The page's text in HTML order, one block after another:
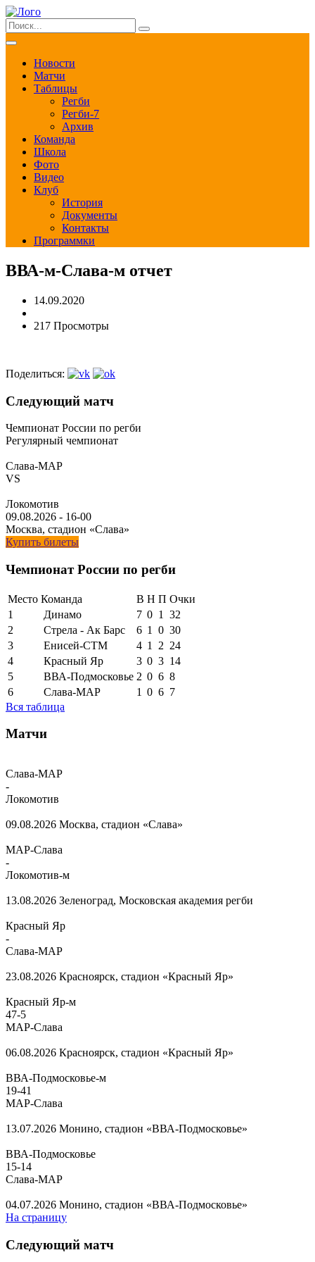
Новости
Матчи
Таблицы
Регби
Регби-7
Архив
Команда
Школа
Фото
Видео
Клуб
История
Документы
Контакты
Программки
ВВА-м-Слава-м отчет
14.09.2020
217 Просмотры
Поделиться:
Следующий матч
Чемпионат России по регби
Регулярный чемпионат
Слава-МАР
VS
Локомотив
09.08.2026 - 16-00
Москва, стадион «Слава»
Купить билеты
Чемпионат России по регби
Место Команда В Н П Очки
1
Динамо 7 0 1
32
2
Стрела - Ак Барс 6 1 0 30
3
Енисей-СТМ 4 1 2 24
4
Красный Яр 3 0 3 14
5
ВВА-Подмосковье 2 0 6 8
6
Слава-МАР 1 0 6 7
Вся таблица
Матчи
Слава-МАР
-
Локомотив
09.08.2026 Москва, стадион «Слава»
МАР-Слава
-
Локомотив-м
13.08.2026 Зеленоград, Московская академия регби
Красный Яр
-
Слава-МАР
23.08.2026 Красноярск, стадион «Красный Яр»
Красный Яр-м
47-5
МАР-Слава
06.08.2026 Красноярск, стадион «Красный Яр»
ВВА-Подмосковье-м
19-41
МАР-Слава
13.07.2026 Монино, стадион «ВВА-Подмосковье»
ВВА-Подмосковье
15-14
Слава-МАР
04.07.2026 Монино, стадион «ВВА-Подмосковье»
На страницу
Следующий матч